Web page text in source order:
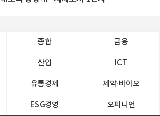
종합 금융
산업 ICT
유통경제 제약∙바이오
ESG경영 오피니언